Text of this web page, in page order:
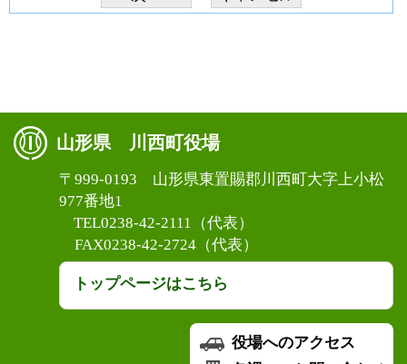
山形県 川西町役場
〒999-0193 山形県東置賜郡川西町大字上小松
977番地1
TEL0238-42-2111（代表）
FAX0238-42-2724（代表）
トップページはこちら
役場へのアクセス